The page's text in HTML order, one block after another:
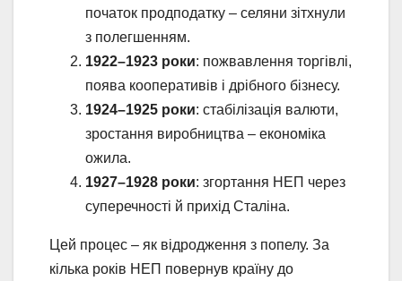
початок продподатку – селяни зітхнули
з полегшенням.
1922–1923 роки: пожвавлення торгівлі,
поява кооперативів і дрібного бізнесу.
1924–1925 роки: стабілізація валюти,
зростання виробництва – економіка
ожила.
1927–1928 роки: згортання НЕП через
суперечності й прихід Сталіна.
Цей процес – як відродження з попелу. За
кілька років НЕП повернув країну до